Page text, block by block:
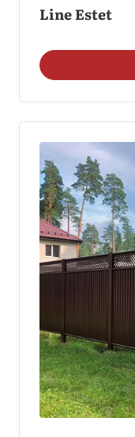
Line Estet